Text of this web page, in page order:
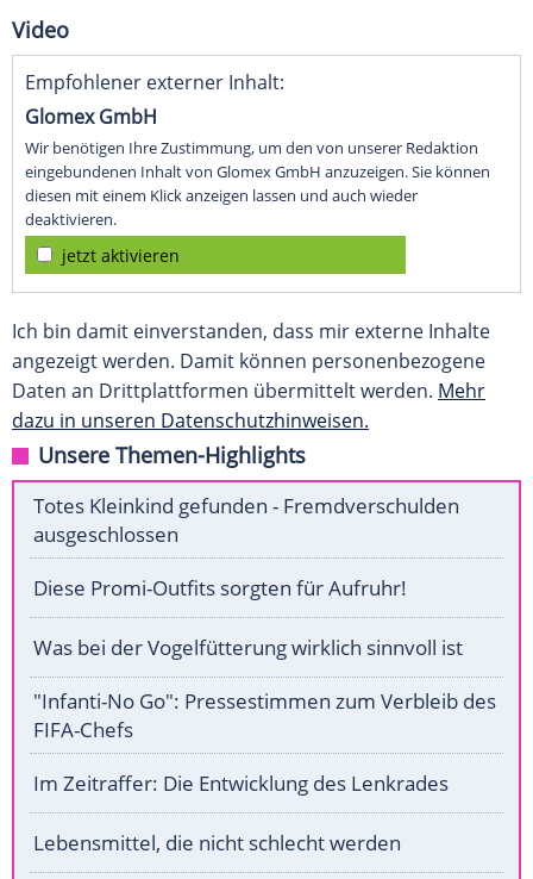
Video
Empfohlener externer Inhalt:
Glomex GmbH
Wir benötigen Ihre Zustimmung, um den von unserer Redaktion
eingebundenen Inhalt von Glomex GmbH anzuzeigen. Sie können
diesen mit einem Klick anzeigen lassen und auch wieder
deaktivieren.
jetzt aktivieren
Ich bin damit einverstanden, dass mir externe Inhalte
angezeigt werden. Damit können personenbezogene
Daten an Drittplattformen übermittelt werden. Mehr
dazu in unseren Datenschutzhinweisen.
Unsere Themen-Highlights
Totes Kleinkind gefunden - Fremdverschulden
ausgeschlossen
Diese Promi-Outfits sorgten für Aufruhr!
Was bei der Vogelfütterung wirklich sinnvoll ist
"Infanti-No Go": Pressestimmen zum Verbleib des
FIFA-Chefs
Im Zeitraffer: Die Entwicklung des Lenkrades
Lebensmittel, die nicht schlecht werden